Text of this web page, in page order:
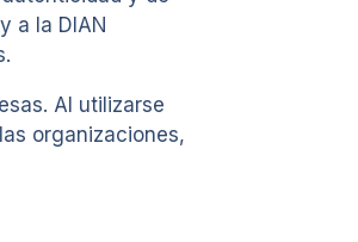
a la DIAN
Al utilizarse
organizaciones,